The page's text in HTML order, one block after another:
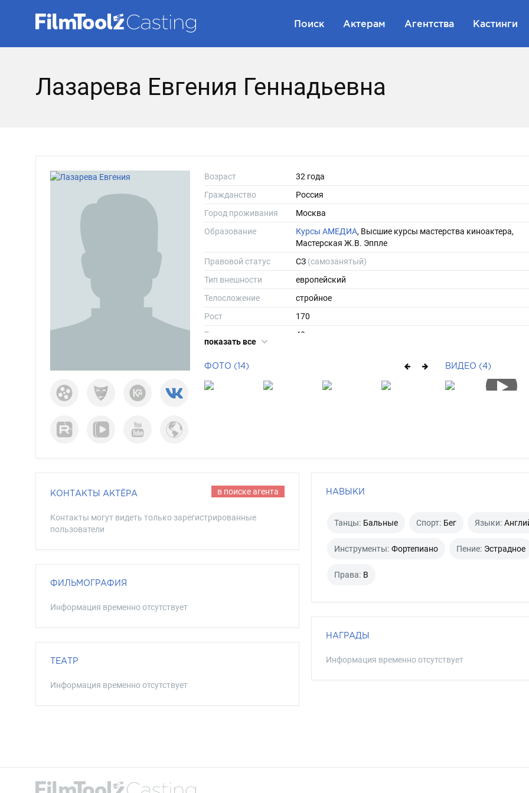
Поиск Актерам Агентства Кастинги
Лазарева Евгения Геннадьевна
Возраст
32 года
Гражданство
Россия
Город проживания
Москва
Образование
Курсы АМЕДИА, Высшие курсы мастерства киноактера,
Мастерская Ж.В. Эппле
Правовой статус
СЗ (самозанятый)
Тип внешности
европейский
Телосложение
стройное
Рост
170
Вес
48
Размер обуви
Длина волос
длинные
показать все
ФОТО (14) ВИДЕО (4)
КОНТАКТЫ АКТЁРА в поиске агента
Контакты могут видеть только зарегистрированные
пользователи
ФИЛЬМОГРАФИЯ
Информация временно отсутствует
ТЕАТР
Информация временно отсутствует
НАВЫКИ
Танцы: Бальные Спорт: Бег Языки:
Инструменты: Фортепиано Пение: Эстрадное
Права: B
НАГРАДЫ
Информация временно отсутствует